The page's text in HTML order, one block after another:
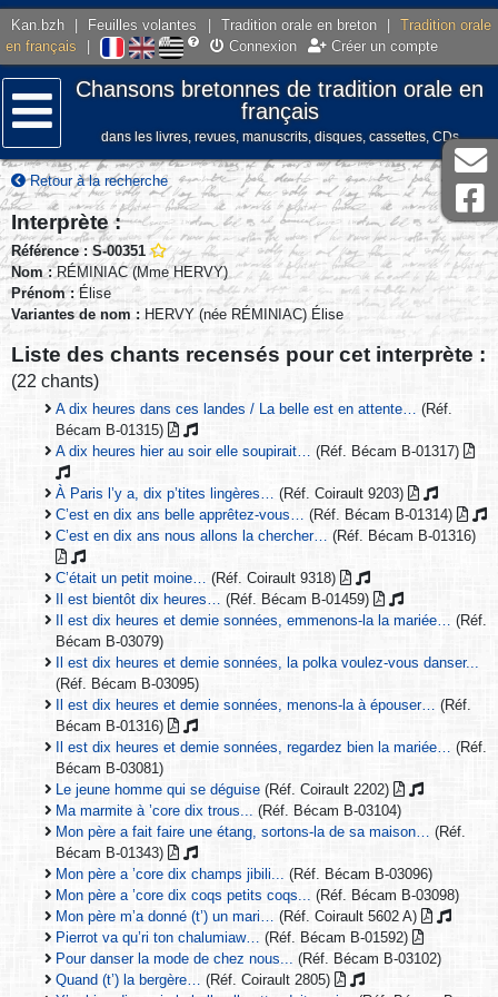
Kan.bzh Feuilles volantes Tradition orale en breton
Tradition orale
en français
Connexion Créer un compte
Menu
Chansons bretonnes de tradition orale en
français
dans les livres, revues, manuscrits, disques, cassettes, CDs
Retour à la recherche
Interprète :
Référence : S-00351
Nom :RÉMINIAC (Mme HERVY)
Prénom :Élise
Variantes de nom : HERVY (née RÉMINIAC) Élise
Liste des chants recensés pour cet interprète :
(22 chants)
A dix heures dans ces landes / La belle est en attente… (Réf.
Bécam B-01315)
A dix heures hier au soir elle soupirait… (Réf. Bécam B-01317)
À Paris l’y a, dix p’tites lingères… (Réf. Coirault 9203)
C’est en dix ans belle apprêtez-vous… (Réf. Bécam B-01314)
C’est en dix ans nous allons la chercher… (Réf. Bécam B-01316)
C’était un petit moine… (Réf. Coirault 9318)
Il est bientôt dix heures… (Réf. Bécam B-01459)
Il est dix heures et demie sonnées, emmenons-la la mariée… (Réf.
Bécam B-03079)
Il est dix heures et demie sonnées, la polka voulez-vous danser...
(Réf. Bécam B-03095)
Il est dix heures et demie sonnées, menons-la à épouser… (Réf.
Bécam B-01316)
Il est dix heures et demie sonnées, regardez bien la mariée… (Réf.
Bécam B-03081)
Le jeune homme qui se déguise (Réf. Coirault 2202)
Ma marmite à ’core dix trous... (Réf. Bécam B-03104)
Mon père a fait faire une étang, sortons-la de sa maison… (Réf.
Bécam B-01343)
Mon père a ’core dix champs jibili... (Réf. Bécam B-03096)
Mon père a ’core dix coqs petits coqs... (Réf. Bécam B-03098)
Mon père m’a donné (t’) un mari… (Réf. Coirault 5602 A)
Pierrot va qu’ri ton chalumiaw… (Réf. Bécam B-01592)
Pour danser la mode de chez nous... (Réf. Bécam B-03102)
Quand (t’) la bergère… (Réf. Coirault 2805)